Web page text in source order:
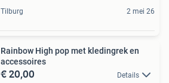
Tilburg 2 mei 26
Rainbow High pop met kledingrek en
accessoires
€ 20,00 Details